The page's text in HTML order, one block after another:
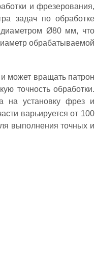
и фрезерования,
задач по обработке
диаметром Ø80 мм, что
обрабатываемой
может вращать патрон
точность обработки.
на установку фрез и
варьируется от 100
выполнения точных и